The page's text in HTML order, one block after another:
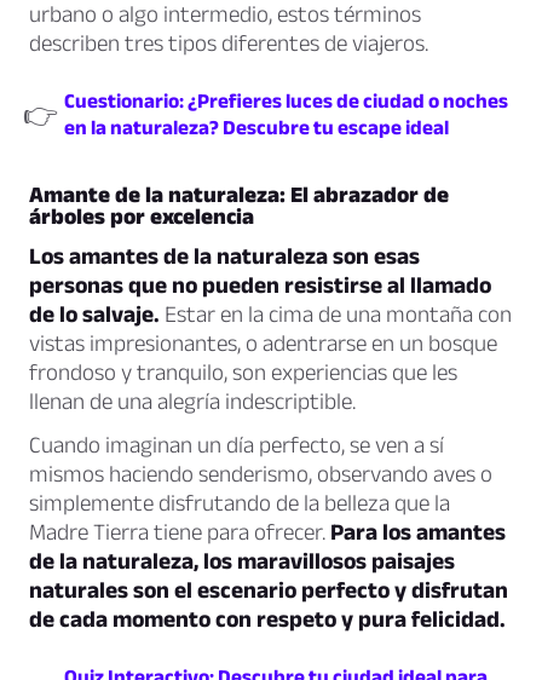
urbano o algo intermedio, estos términos
describen tres tipos diferentes de viajeros.
👉 Cuestionario: ¿Prefieres luces de ciudad o noches
en la naturaleza? Descubre tu escape ideal
Amante de la naturaleza: El abrazador de
árboles por excelencia
Los amantes de la naturaleza son esas
personas que no pueden resistirse al llamado
de lo salvaje. Estar en la cima de una montaña con
vistas impresionantes, o adentrarse en un bosque
frondoso y tranquilo, son experiencias que les
llenan de una alegría indescriptible.
Cuando imaginan un día perfecto, se ven a sí
mismos haciendo senderismo, observando aves o
simplemente disfrutando de la belleza que la
Madre Tierra tiene para ofrecer. Para los amantes
de la naturaleza, los maravillosos paisajes
naturales son el escenario perfecto y disfrutan
de cada momento con respeto y pura felicidad.